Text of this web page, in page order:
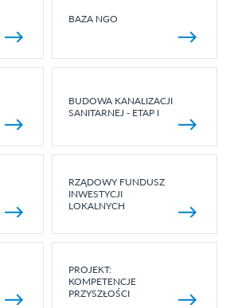
BAZA NGO
BUDOWA KANALIZACJI
SANITARNEJ - ETAP I
RZĄDOWY FUNDUSZ
INWESTYCJI
LOKALNYCH
PROJEKT:
KOMPETENCJE
PRZYSZŁOŚCI